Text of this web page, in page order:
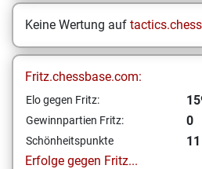
Keine Wertung auf
Fritz.chessbase.com:
Elo gegen Fritz:
Gewinnpartien Fritz: 0
Schönheitspunkte
11
Erfolge gegen Fritz...